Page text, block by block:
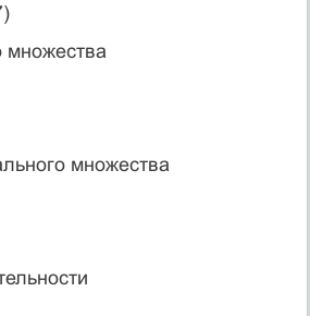
множе­ства
множества